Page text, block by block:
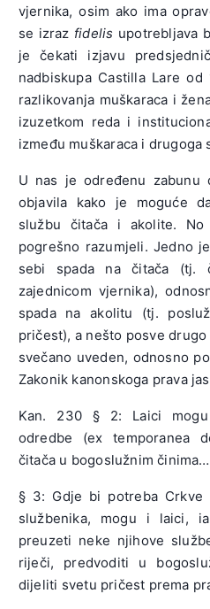
vjernika, osim ako ima
se izraz fidelis upotrebljava
je čekati izjavu
nadbiskupa Castilla Lare
razlikovanja muškaraca i
izuzetkom reda i
između muškaraca i drugoga
U nas je određenu zabunu
objavila kako je moguće
službu čitača i akolite.
pogrešno razumjeli. Jedno
sebi spada na čitača (tj.
zajednicom vjernika),
spada na akolitu (tj.
pričest), a nešto posve
svečano uveden, odnosno
Zakonik kanonskoga prava
Kan. 230 § 2: Laici
odredbe (ex temporanea
čitača u bogoslužnim činima…
§ 3: Gdje bi potreba Crkve
službenika, mogu i laici,
preuzeti neke njihove
riječi, predvoditi u
dijeliti svetu pričest prema